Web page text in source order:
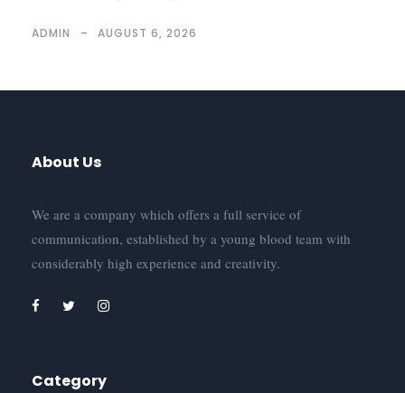
ADMIN AUGUST 6, 2026
About Us
We are a company which offers a full service of
communication, established by a young blood team with
considerably high experience and creativity.
Category